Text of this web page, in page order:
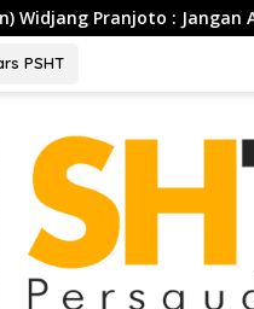
Abaikan Etika Persaudaraan
PSHT